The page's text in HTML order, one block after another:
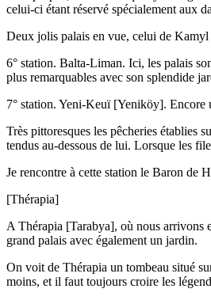
celui-ci étant réservé spécialement aux
Deux jolis palais en vue, celui de Kamyl
6° station. Balta-Liman. Ici, les palais
plus remarquables avec son splendide
7° station. Yeni-Keuï [Yeniköy].
Très pittoresques les pêcheries établies
tendus au-dessous de lui. Lorsque les
Je rencontre à cette station le Baron de
[Thérapia]
A Thérapia [Tarabya], où nous arrivons
grand palais avec également un jardin.
On voit de Thérapia un tombeau situé
moins, et il faut toujours croire les